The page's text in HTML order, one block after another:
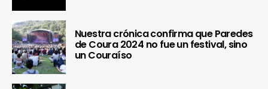
Nuestra crónica confirma que Paredes
de Coura 2024 no fue un festival, sino
un Couraíso